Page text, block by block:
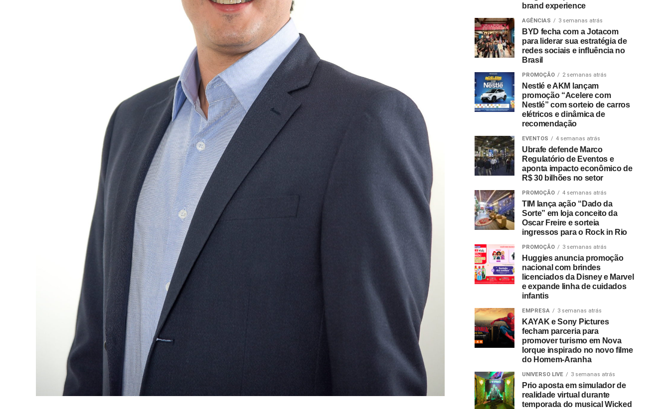
brand experience
AGÊNCIAS 3 semanas atrás
BYD fecha com a Jotacom
para liderar sua estratégia de
redes sociais e influência no
Brasil
PROMOÇÃO 2 semanas atrás
Nestlé e AKM lançam
promoção “Acelere com
Nestlé” com sorteio de carros
elétricos e dinâmica de
recomendação
EVENTOS 4 semanas atrás
Ubrafe defende Marco
Regulatório de Eventos e
aponta impacto econômico de
R$ 30 bilhões no setor
PROMOÇÃO 4 semanas atrás
TIM lança ação “Dado da
Sorte” em loja conceito da
Oscar Freire e sorteia
ingressos para o Rock in Rio
PROMOÇÃO 3 semanas atrás
Huggies anuncia promoção
nacional com brindes
licenciados da Disney e Marvel
e expande linha de cuidados
infantis
EMPRESA 3 semanas atrás
KAYAK e Sony Pictures
fecham parceria para
promover turismo em Nova
Iorque inspirado no novo filme
do Homem-Aranha
UNIVERSO LIVE 3 semanas atrás
Prio aposta em simulador de
realidade virtual durante
temporada do musical Wicked